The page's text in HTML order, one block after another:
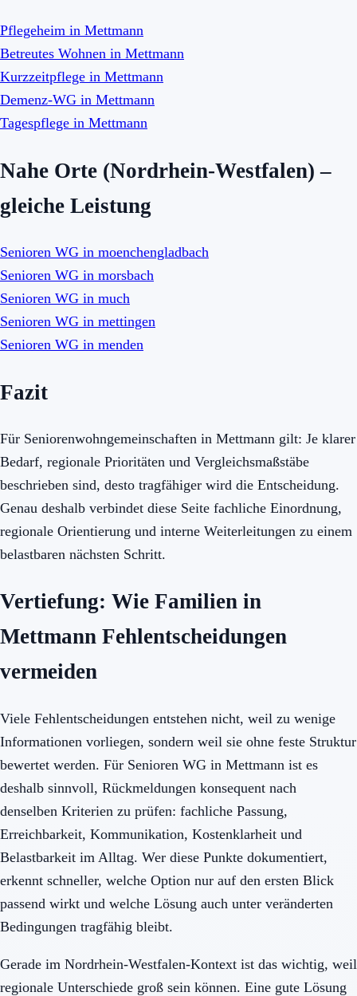
Pflegeheim in Mettmann
Betreutes Wohnen in Mettmann
Kurzzeitpflege in Mettmann
Demenz-WG in Mettmann
Tagespflege in Mettmann
Nahe Orte (Nordrhein-Westfalen) –
gleiche Leistung
Senioren WG in moenchengladbach
Senioren WG in morsbach
Senioren WG in much
Senioren WG in mettingen
Senioren WG in menden
Fazit
Für Seniorenwohngemeinschaften in Mettmann gilt: Je klarer
Bedarf, regionale Prioritäten und Vergleichsmaßstäbe
beschrieben sind, desto tragfähiger wird die Entscheidung.
Genau deshalb verbindet diese Seite fachliche Einordnung,
regionale Orientierung und interne Weiterleitungen zu einem
belastbaren nächsten Schritt.
Vertiefung: Wie Familien in
Mettmann Fehlentscheidungen
vermeiden
Viele Fehlentscheidungen entstehen nicht, weil zu wenige
Informationen vorliegen, sondern weil sie ohne feste Struktur
bewertet werden. Für Senioren WG in Mettmann ist es
deshalb sinnvoll, Rückmeldungen konsequent nach
denselben Kriterien zu prüfen: fachliche Passung,
Erreichbarkeit, Kommunikation, Kostenklarheit und
Belastbarkeit im Alltag. Wer diese Punkte dokumentiert,
erkennt schneller, welche Option nur auf den ersten Blick
passend wirkt und welche Lösung auch unter veränderten
Bedingungen tragfähig bleibt.
Gerade im Nordrhein-Westfalen-Kontext ist das wichtig, weil
regionale Unterschiede groß sein können. Eine gute Lösung